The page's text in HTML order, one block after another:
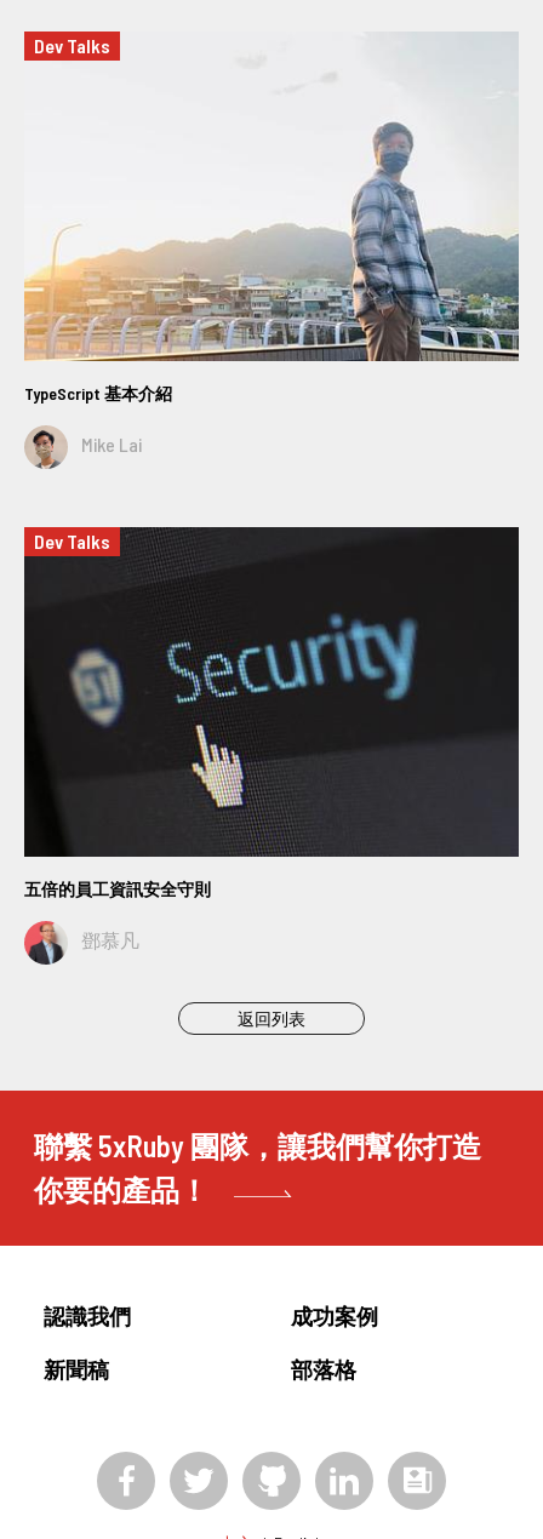
Dev Talks
TypeScript 基本介紹
Mike Lai
Dev Talks
五倍的員工資訊安全守則
鄧慕凡
返回列表
聯繫 5xRuby 團隊，讓我們幫你打造
你要的產品！
認識我們
成功案例
新聞稿
部落格